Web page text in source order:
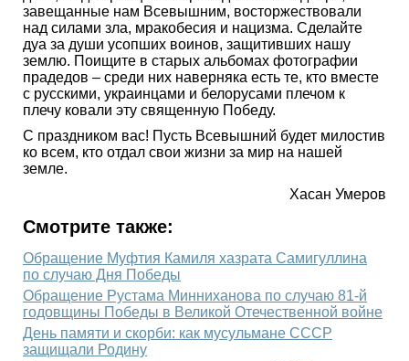
завещанные нам Всевышним, восторжествовали
над силами зла, мракобесия и нацизма. Сделайте
дуа за души усопших воинов, защитивших нашу
землю. Поищите в старых альбомах фотографии
прадедов – среди них наверняка есть те, кто вместе
с русскими, украинцами и белорусами плечом к
плечу ковали эту священную Победу.
С праздником вас! Пусть Всевышний будет милостив
ко всем, кто отдал свои жизни за мир на нашей
земле.
Хасан Умеров
Смотрите также:
Обращение Муфтия Камиля хазрата Самигуллина
по случаю Дня Победы
Обращение Рустама Минниханова по случаю 81-й
годовщины Победы в Великой Отечественной войне
День памяти и скорби: как мусульмане СССР
защищали Родину